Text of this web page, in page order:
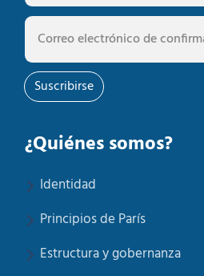
Suscribirse
¿Quiénes somos?
Identidad
Principios de París
Estructura y gobernanza